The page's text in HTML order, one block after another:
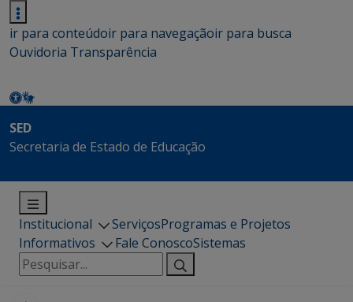
ir para conteúdoir para navegaçãoir para busca
Ouvidoria Transparência
SED
Secretaria de Estado de Educação
Institucional ServiçosProgramas e Projetos
Informativos
Fale ConoscoSistemas
Pesquisar
por: